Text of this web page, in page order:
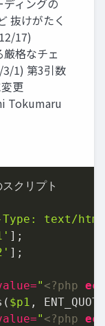
抜けがたく
17)
格なチェ
3/1) 第3引数
更
Tokumaru
Type: text/
=" <?php
$p1 ,
=" <?php